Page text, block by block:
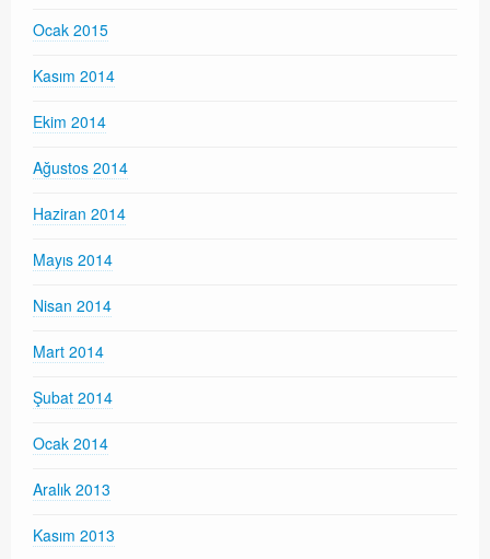
Ocak 2015
Kasım 2014
Ekim 2014
Ağustos 2014
Haziran 2014
Mayıs 2014
Nisan 2014
Mart 2014
Şubat 2014
Ocak 2014
Aralık 2013
Kasım 2013